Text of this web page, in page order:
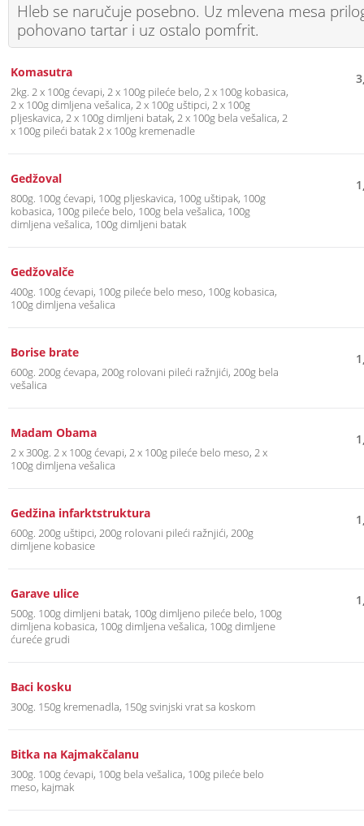
Hleb se naručuje posebno. Uz mlevena mesa
pohovano tartar i uz ostalo pomfrit.
Komasutra
2kg. 2 x 100g ćevapi, 2 x 100g pileće belo, 2 x 100g kobasica,
2 x 100g dimljena vešalica, 2 x 100g uštipci, 2 x 100g
pljeskavica, 2 x 100g dimljeni batak, 2 x 100g bela vešalica, 2
x 100g pileći batak 2 x 100g kremenadle
Gedžoval
800g. 100g ćevapi, 100g pljeskavica, 100g uštipak, 100g
kobasica, 100g pileće belo, 100g bela vešalica, 100g
dimljena vešalica, 100g dimljeni batak
Gedžovalče
400g. 100g ćevapi, 100g pileće belo meso, 100g kobasica,
100g dimljena vešalica
Borise brate
600g. 200g ćevapa, 200g rolovani pileći ražnjići, 200g bela
vešalica
Madam Obama
2 x 300g. 2 x 100g ćevapi, 2 x 100g pileće belo meso, 2 x
100g dimljena vešalica
Gedžina infarktstruktura
600g. 200g uštipci, 200g rolovani pileći ražnjići, 200g
dimljene kobasice
Garave ulice
500g. 100g dimljeni batak, 100g dimljeno pileće belo, 100g
dimljena kobasica, 100g dimljena vešalica, 100g dimljene
ćureće grudi
Baci kosku
300g. 150g kremenadla, 150g svinjski vrat sa koskom
Bitka na Kajmakčalanu
300g. 100g ćevapi, 100g bela vešalica, 100g pileće belo
meso, kajmak